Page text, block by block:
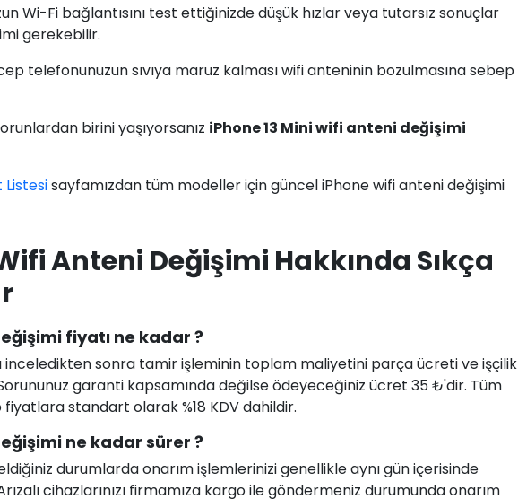
Wi-Fi bağlantısını test ettiğinizde düşük hızlar veya tutarsız sonuçlar
gerekebilir.
telefonunuzun sıvıya maruz kalması wifi anteninin bozulmasına sebep
birini yaşıyorsanız iPhone 13 Mini wifi anteni değişimi
Listesisayfamızdan tüm modeller için güncel iPhone wifi anteni değişimi
Anteni Değişimi Hakkında Sıkça
fiyatı ne kadar ?
inceledikten sonra tamir işleminin toplam maliyetini parça ücreti ve işçilik
garanti kapsamında değilse ödeyeceğiniz ücret 35 ₺'dir. Tüm
standart olarak %18 KDV dahildir.
ne kadar sürer ?
durumlarda onarım işlemlerinizi genellikle aynı gün içerisinde
cihazlarınızı firmamıza kargo ile göndermeniz durumunda onarım